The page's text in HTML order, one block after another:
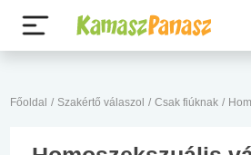
Főoldal / Szakértő válaszol / Csak fiúknak /